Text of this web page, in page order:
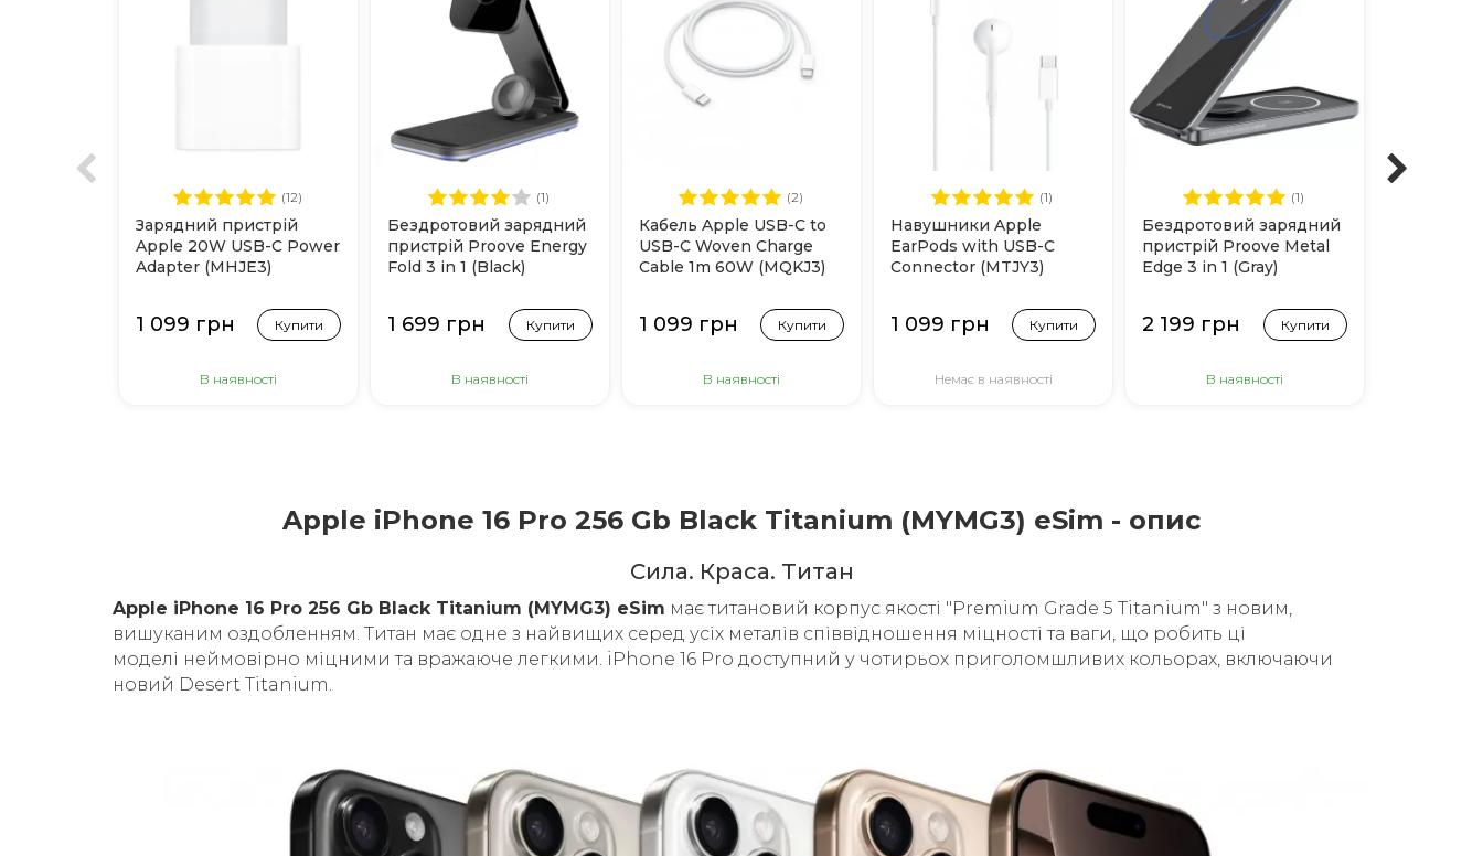
(12)
Зарядний пристрій
Apple 20W USB-C Power
Adapter (MHJE3)
1 099 грн Купити
В наявності
(1)
Бездротовий зарядний
пристрій Proove Energy
Fold 3 in 1 (Black)
1 699 грн Купити
В наявності
(2)
Кабель Apple USB-C to
USB-C Woven Charge
Cable 1m 60W (MQKJ3)
1 099 грн Купити
В наявності
(1)
Навушники Apple
EarPods with USB-C
Connector (MTJY3)
1 099 грн Купити
Немає в наявності
(1)
Бездротовий зарядний
пристрій Proove Metal
Edge 3 in 1 (Gray)
2 199 грн Купити
В наявності
Apple iPhone 16 Pro 256 Gb Black Titanium (MYMG3) eSim - опис
Cила. Краса. Титан
Apple iPhone 16 Pro 256 Gb Black Titanium (MYMG3) eSim має титановий корпус якості "Premium Grade 5 Titanium" з новим,
вишуканим оздобленням. Титан має одне з найвищих серед усіх металів співвідношення міцності та ваги, що робить ці
моделі неймовірно міцними та вражаюче легкими. iPhone 16 Pro доступний у чотирьох приголомшливих кольорах, включаючи
новий Desert Titanium.